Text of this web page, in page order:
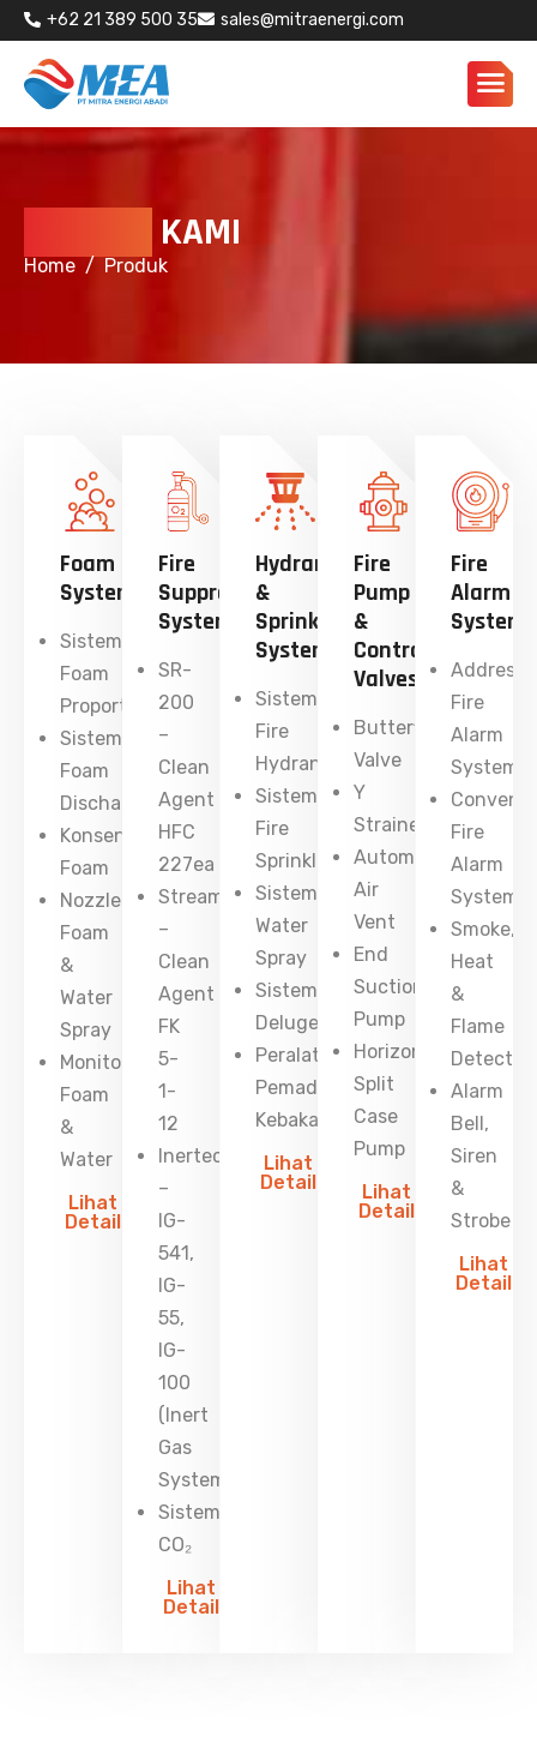
+62 21 389 500 35 sales@mitraenergi.com
KAMI
Home Produk
Foam
System
Sistem
Foam
Proportioning
Sistem
Foam
Discharge
Konsentrat
Foam
Nozzle
Foam
&
Water
Spray
Monitor
Foam
&
Water
Lihat
Detail
Fire
Suppression
System
SR-
200
–
Clean
Agent
HFC
227ea
Streamex
–
Clean
Agent
FK
5-
1-
12
Inertec
–
IG-
541,
IG-
55,
IG-
100
(Inert
Gas
System)
Sistem
CO₂
Lihat
Detail
Hydrant
&
Sprinkler
System
Sistem
Fire
Hydrant
Sistem
Fire
Sprinkler
Sistem
Water
Spray
Sistem
Deluge
Peralatan
Pemadam
Kebakaran
Lihat
Detail
Fire
Pump
&
Control
Valves
Butterfly
Valve
Y
Strainer
Automatic
Air
Vent
End
Suction
Pump
Horizontal
Split
Case
Pump
Lihat
Detail
Fire
Alarm
System
Fire
Alarm
System
Fire
Alarm
System
Smoke,
Heat
&
Flame
Alarm
Bell,
Siren
&
Strobe
Lihat
Detail